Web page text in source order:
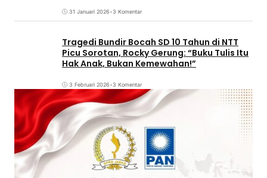
31 Januari 2026•3 Komentar
Tragedi Bundir Bocah SD 10 Tahun di NTT
Picu Sorotan, Rocky Gerung: “Buku Tulis Itu
Hak Anak, Bukan Kemewahan!”
3 Februari 2026•3 Komentar